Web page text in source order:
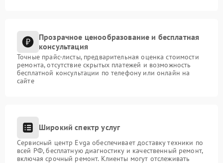
Прозрачное ценообразование и бесплатная
консультация
Точные прайс-листы, предварительная оценка стоимости
ремонта, отсутствие скрытых платежей и возможность
бесплатной консультации по телефону или онлайн на
сайте
Широкий спектр услуг
Сервисный центр Evga обеспечивает доставку техники по
всей РФ, бесплатную диагностику и качественный ремонт,
включая срочный ремонт. Клиенты могут отслеживать